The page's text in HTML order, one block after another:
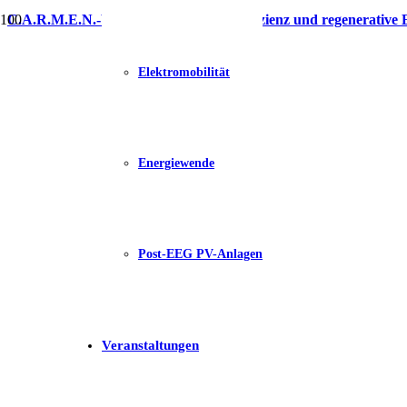
Elektromobilität
Energiewende
Post-EEG PV-Anlagen
Veranstaltungen
C.A.R.M.E.N.-WebSeminar „Energieeffizienz und